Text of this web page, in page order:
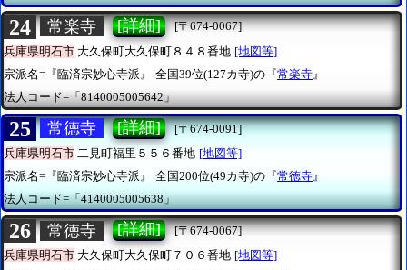
24 常楽寺 [詳細]
[〒674-0067]
兵庫県明石市 大久保町大久保町８４８番地 [地図等]
宗派名=『臨済宗妙心寺派』
全国39位(127カ寺)の『常楽寺 』
法人コード=「8140005005642」
25 常徳寺 [詳細]
[〒674-0091]
兵庫県明石市 二見町福里５５６番地 [地図等]
宗派名=『臨済宗妙心寺派』
全国200位(49カ寺)の『常徳寺 』
法人コード=「4140005005638」
26 常徳寺 [詳細]
[〒674-0067]
兵庫県明石市 大久保町大久保町７０６番地 [地図等]